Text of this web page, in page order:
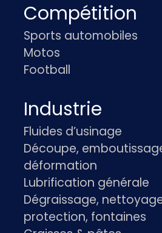
Compétition
Sports automobiles
Motos
Football
Industrie
Fluides d’usinage
Découpe,
déformation
Lubrification générale
Dégraissage,
protection, fontaines